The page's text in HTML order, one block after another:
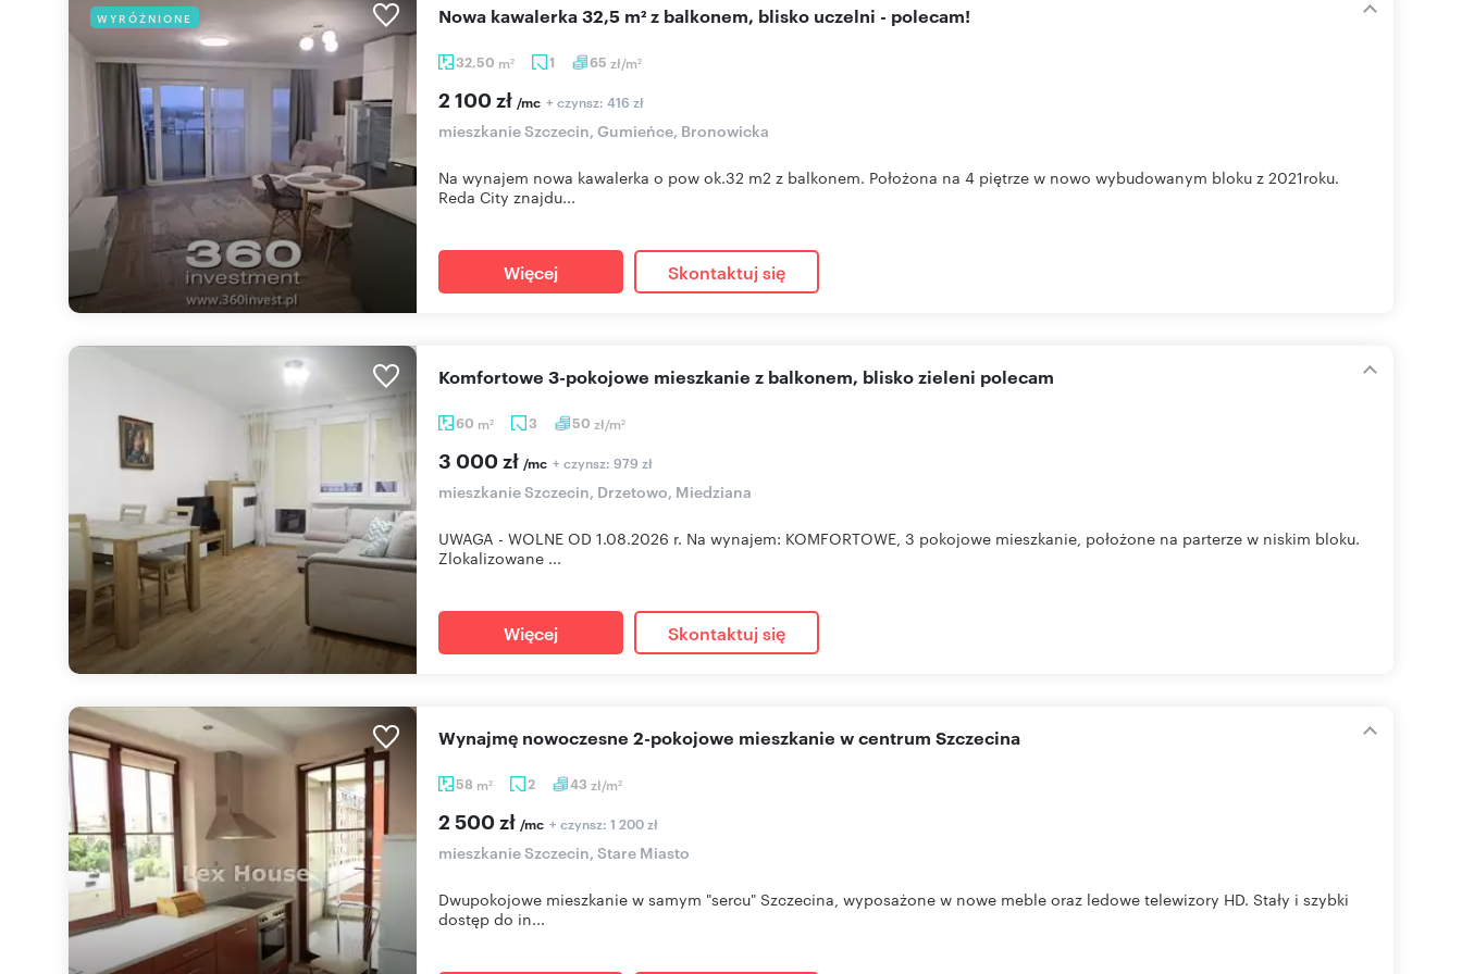
WYRÓŻNIONE
32,50 m2 1 65 zł/m2
Nowa kawalerka 32,5 m² z balkonem, blisko uczelni - polecam!
2 100 zł /mc + czynsz: 416 zł
mieszkanie Szczecin, Gumieńce, Bronowicka
Na wynajem nowa kawalerka o pow ok.32 m2 z balkonem. Położona na 4 piętrze w nowo wybudowanym bloku z 2021roku.
Reda City znajdu...
Więcej Skontaktuj się
60 m2 3 50 zł/m2
Komfortowe 3-pokojowe mieszkanie z balkonem, blisko zieleni polecam
3 000 zł /mc + czynsz: 979 zł
mieszkanie Szczecin, Drzetowo, Miedziana
UWAGA - WOLNE OD 1.08.2026 r. Na wynajem: KOMFORTOWE, 3 pokojowe mieszkanie, położone na parterze w niskim bloku.
Zlokalizowane ...
Więcej Skontaktuj się
58 m2 2 43 zł/m2
Wynajmę nowoczesne 2-pokojowe mieszkanie w centrum Szczecina
2 500 zł /mc + czynsz: 1 200 zł
mieszkanie Szczecin, Stare Miasto
Dwupokojowe mieszkanie w samym "sercu" Szczecina, wyposażone w nowe meble oraz ledowe telewizory HD. Stały i szybki
dostęp do in...